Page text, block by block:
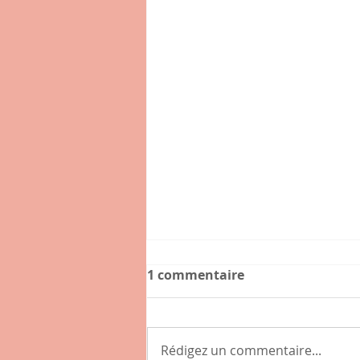
1 commentaire
Rédigez un commentaire...